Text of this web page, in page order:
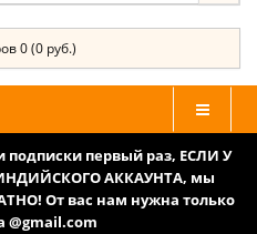
0 (0 руб.)
первый раз, ЕСЛИ У
АККАУНТА, мы
От вас нам нужна только
@gmail.com